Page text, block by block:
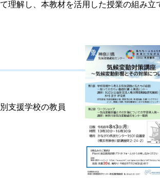
理解し、本教材を活用した授業の組み立
支援学校の教員